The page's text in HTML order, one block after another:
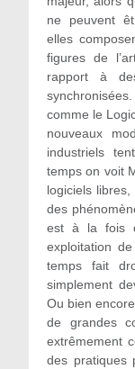
ne peuvent
elles
figures de
rapport à
comme le
nouveaux
industriels
temps on voit
logiciels
des
est à la fois
exploitation
temps fait
simplement
Ou bien
de grandes
extrêmement
des pratiques